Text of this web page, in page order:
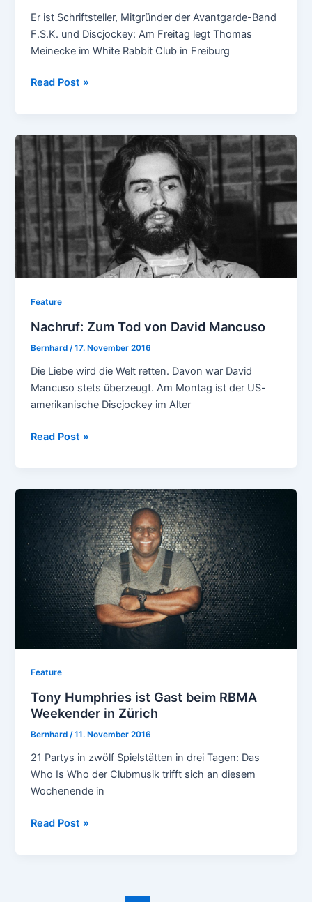
Er ist Schriftsteller, Mitgründer der Avantgarde-Band
F.S.K. und Discjockey: Am Freitag legt Thomas
Meinecke im White Rabbit Club in Freiburg
Thomas
in
den
Freiburger
White
Rabbit
Club
Read Post »
Feature
Nachruf: Zum Tod von David Mancuso
Bernhard/17. November 2016
Die Liebe wird die Welt retten. Davon war David
Mancuso stets überzeugt. Am Montag ist der US-
amerikanische Discjockey im Alter
Nachruf:
von
David
Mancuso
Read Post »
Feature
Tony Humphries ist Gast beim RBMA
Weekender in Zürich
Bernhard/11. November 2016
21 Partys in zwölf Spielstätten in drei Tagen: Das
Who Is Who der Clubmusik trifft sich an diesem
Wochenende in
Tony
Read Post »